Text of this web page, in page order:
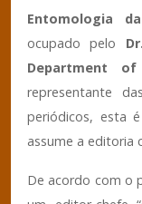
Entomologia
ocupado pelo
Department
representante
periódicos, esta
assume a editoria
De acordo com o